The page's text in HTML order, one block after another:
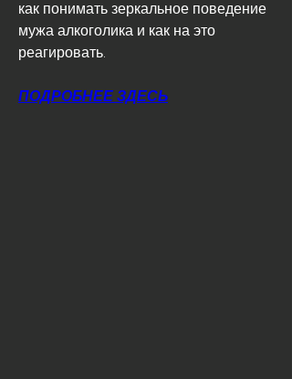
как понимать зеркальное поведение
мужа алкоголика и как на это
реагировать.
ПОДРОБНЕЕ ЗДЕСЬ